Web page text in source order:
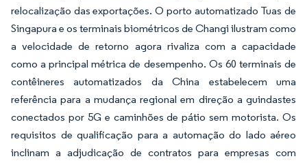
relocalização das exportações. O porto automatizado Tuas de
Singapura e os terminais biométricos de Changi ilustram como
a velocidade de retorno agora rivaliza com a capacidade
como a principal métrica de desempenho. Os 60 terminais de
contêineres automatizados da China estabelecem uma
referência para a mudança regional em direção a guindastes
conectados por 5G e caminhões de pátio sem motorista. Os
requisitos de qualificação para a automação do lado aéreo
inclinam a adjudicação de contratos para empresas com